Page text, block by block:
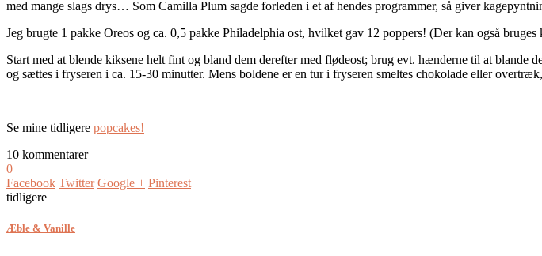
med mange slags drys… Som Camilla Plum sagde forleden i et af hendes programmer, så giver
Jeg brugte 1 pakke Oreos og ca. 0,5 pakke Philadelphia ost, hvilket gav 12 poppers! (Der kan også bruges
Start med at blende kiksene helt fint og bland dem derefter med flødeost; brug evt. hænderne til at
og sættes i fryseren i ca. 15-30 minutter. Mens boldene er en tur i fryseren smeltes chokolade eller
Se mine tidligere popcakes!
10 kommentarer
0
Facebook Twitter Google + Pinterest
tidligere
Æble & Vanille